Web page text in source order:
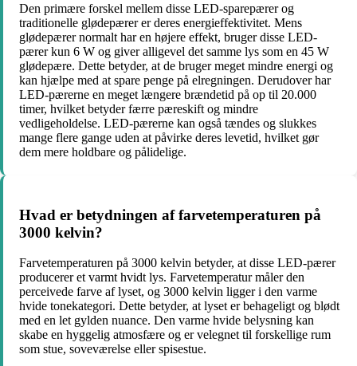
Den primære forskel mellem disse LED-sparepærer og
traditionelle glødepærer er deres energieffektivitet. Mens
glødepærer normalt har en højere effekt, bruger disse LED-
pærer kun 6 W og giver alligevel det samme lys som en 45 W
glødepære. Dette betyder, at de bruger meget mindre energi og
kan hjælpe med at spare penge på elregningen. Derudover har
LED-pærerne en meget længere brændetid på op til 20.000
timer, hvilket betyder færre pæreskift og mindre
vedligeholdelse. LED-pærerne kan også tændes og slukkes
mange flere gange uden at påvirke deres levetid, hvilket gør
dem mere holdbare og pålidelige.
Hvad er betydningen af farvetemperaturen på
3000 kelvin?
Farvetemperaturen på 3000 kelvin betyder, at disse LED-pærer
producerer et varmt hvidt lys. Farvetemperatur måler den
perceivede farve af lyset, og 3000 kelvin ligger i den varme
hvide tonekategori. Dette betyder, at lyset er behageligt og blødt
med en let gylden nuance. Den varme hvide belysning kan
skabe en hyggelig atmosfære og er velegnet til forskellige rum
som stue, soveværelse eller spisestue.